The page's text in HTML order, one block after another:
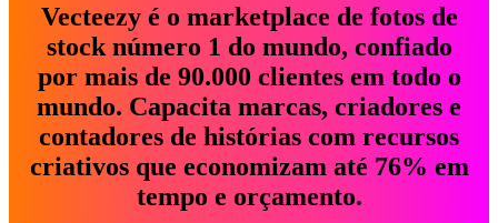
Vecteezy é o marketplace de fotos de
stock número 1 do mundo, confiado
por mais de 90.000 clientes em todo o
mundo. Capacita marcas, criadores e
contadores de histórias com recursos
criativos que economizam até 76% em
tempo e orçamento.